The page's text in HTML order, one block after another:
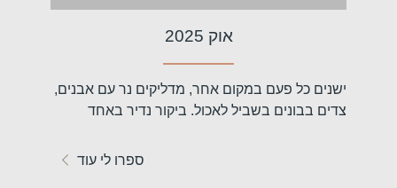
אוק 2025
ישנים כל פעם במקום אחר, מדליקים נר עם אבנים,
צדים בבונים בשביל לאכול. ביקור נדיר באחד
ספרו לי עוד